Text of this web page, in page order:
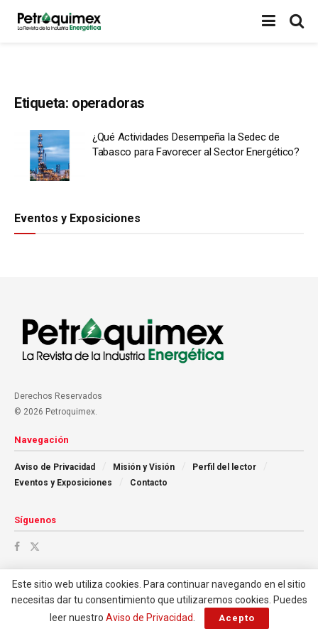
Etiqueta: operadoras
¿Qué Actividades Desempeña la Sedec de
Tabasco para Favorecer al Sector Energético?
Eventos y Exposiciones
Derechos Reservados
© 2026 Petroquimex.
Navegación
Aviso de Privacidad Misión y Visión
Perfil del lector
Eventos y Exposiciones
Contacto
Síguenos
Este sitio web utiliza cookies. Para continuar navegando en el sitio
necesitas dar tu consentimiento que utilizaremos cookies. Puedes
leer nuestro Aviso de Privacidad Acepto